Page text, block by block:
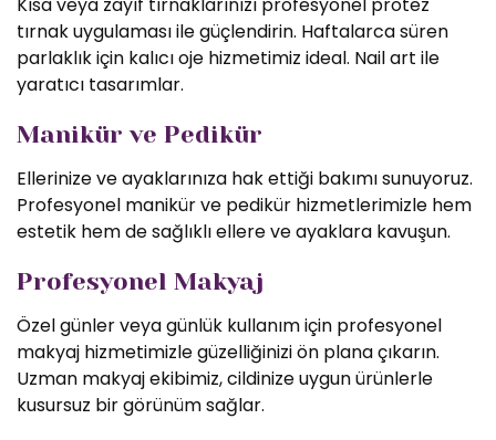
tırnak uygulaması ile güçlendirin. Haftalarca süren
parlaklık için kalıcı oje hizmetimiz ideal. Nail art ile
yaratıcı tasarımlar.
Manikür ve Pedikür
Ellerinize ve ayaklarınıza hak ettiği bakımı sunuyoruz.
Profesyonel manikür ve pedikür hizmetlerimizle hem
estetik hem de sağlıklı ellere ve ayaklara kavuşun.
Profesyonel Makyaj
Özel günler veya günlük kullanım için profesyonel
makyaj hizmetimizle güzelliğinizi ön plana çıkarın.
Uzman makyaj ekibimiz, cildinize uygun ürünlerle
kusursuz bir görünüm sağlar.